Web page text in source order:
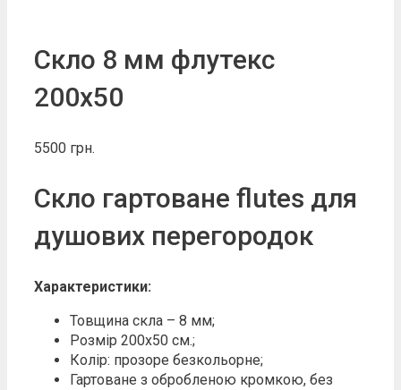
Скло 8 мм флутекс
200х50
5500 грн.
Скло гартоване flutes для
душових перегородок
Характеристики:
Товщина скла – 8 мм;
Розмір 200х50 см.;
Колір: прозоре безкольорне;
Гартоване з обробленою кромкою, без